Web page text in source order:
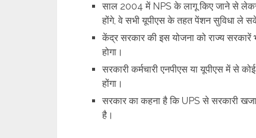
साल 2004 में NPS के लागू किए जाने से लेकर
होंगे, वे सभी यूपीएस के तहत पेंशन सुविधा ले
केंद्र सरकार की इस योजना को राज्य सरकारें
होगा।
सरकारी कर्मचारी एनपीएस या यूपीएस में से
होंगा।
सरकार का कहना है कि UPS से सरकारी
है।